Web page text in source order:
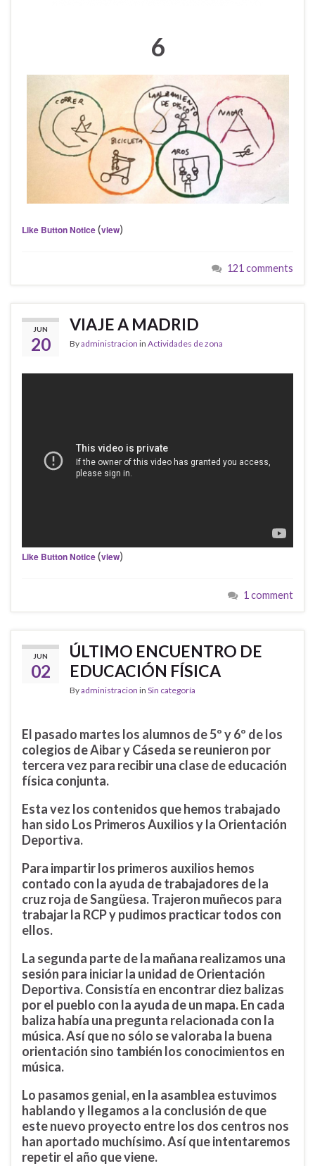
6
Like Button Notice(view)
121 comments
JUN
20
VIAJE A MADRID
Byadministracion in Actividades de zona
Like Button Notice(view)
1 comment
JUN
02
ÚLTIMO ENCUENTRO DE
EDUCACIÓN FÍSICA
Byadministracion in Sin categoría
El pasado martes los alumnos de 5º y 6º de los
colegios de Aibar y Cáseda se reunieron por
tercera vez para recibir una clase de educación
física conjunta.
Esta vez los contenidos que hemos trabajado
han sido Los Primeros Auxilios y la Orientación
Deportiva.
Para impartir los primeros auxilios hemos
contado con la ayuda de trabajadores de la
cruz roja de Sangüesa. Trajeron muñecos para
trabajar la RCP y pudimos practicar todos con
ellos.
La segunda parte de la mañana realizamos una
sesión para iniciar la unidad de Orientación
Deportiva. Consistía en encontrar diez balizas
por el pueblo con la ayuda de un mapa. En cada
baliza había una pregunta relacionada con la
música. Así que no sólo se valoraba la buena
orientación sino también los conocimientos en
música.
Lo pasamos genial, en la asamblea estuvimos
hablando y llegamos a la conclusión de que
este nuevo proyecto entre los dos centros nos
han aportado muchísimo. Así que intentaremos
repetir el año que viene.